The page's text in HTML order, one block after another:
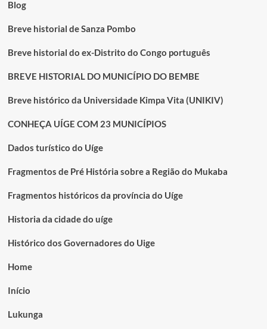
Blog
Breve historial de Sanza Pombo
Breve historial do ex-Distrito do Congo português
BREVE HISTORIAL DO MUNICÍPIO DO BEMBE
Breve histórico da Universidade Kimpa Vita (UNIKIV)
CONHEÇA UÍGE COM 23 MUNICÍPIOS
Dados turístico do Uíge
Fragmentos de Pré História sobre a Região do Mukaba
Fragmentos históricos da província do Uíge
Historia da cidade do uíge
Histórico dos Governadores do Uige
Home
Início
Lukunga